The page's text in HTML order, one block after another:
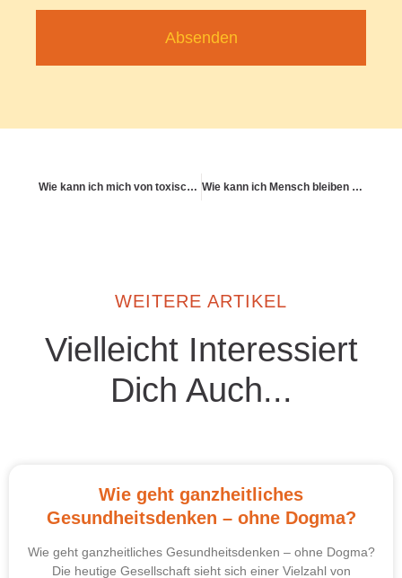
Absenden
Wie kann ich mich von toxischer Produktivität lösen? Wie kann ich Mensch bleiben im Maschinen-Zeitalter der Medizin?
WEITERE ARTIKEL
Vielleicht Interessiert
Dich Auch...
Wie geht ganzheitliches
Gesundheitsdenken – ohne Dogma?
Wie geht ganzheitliches Gesundheitsdenken – ohne Dogma?
Die heutige Gesellschaft sieht sich einer Vielzahl von